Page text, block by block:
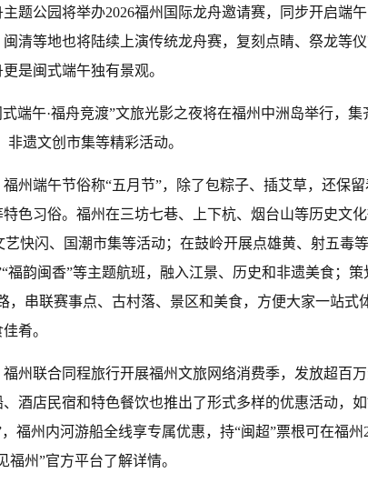
题公园将举办2026福州国际龙舟邀请赛，同步开启端
清等地也将陆续上演传统龙舟赛，复刻点睛、祭龙等
是闽式端午独有景观。
端午·福舟竞渡”文旅光影之夜将在福州中洲岛举行，集
非遗文创市集等精彩活动。
州端午节俗称“五月节”，除了包粽子、插艾草，还保
色习俗。福州在三坊七巷、上下杭、烟台山等历史文
艺快闪、国潮市集等活动；在鼓岭开展点雄黄、射五毒
福韵闽香”等主题航班，融入江景、历史和非遗美食；策
，串联赛事点、古村落、景区和美食，方便大家一站式
肴。
州联合同程旅行开展福州文旅网络消费季，发放超百
酒店民宿和特色餐饮也推出了形式多样的优惠活动，
福州内河游船全线享专属优惠，持“闽超”票根可在福州
州”官方平台了解详情。